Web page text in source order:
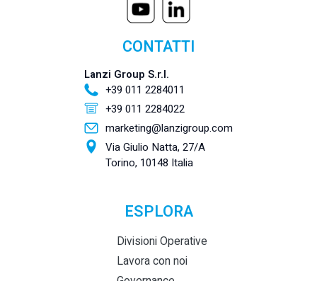
CONTATTI
Lanzi Group S.r.l.
+39 011 2284011
+39 011 2284022
marketing@lanzigroup.com
Via Giulio Natta, 27/A
Torino, 10148 Italia
ESPLORA
Divisioni Operative
Lavora con noi